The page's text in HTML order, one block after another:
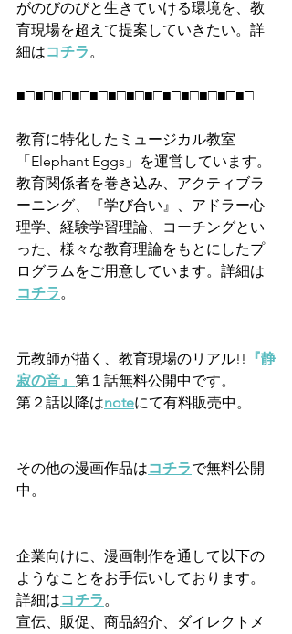
がのびのびと生きていける環境を、教
育現場を超えて提案していきたい。詳
細はコチラ。
■□■□■□■□■□■□■□■□■□■□■□■□■□
教育に特化したミュージカル教室
「Elephant Eggs」を運営しています。
教育関係者を巻き込み、アクティブラ
ーニング、『学び合い』、アドラー心
理学、経験学習理論、コーチングとい
った、様々な教育理論をもとにしたプ
ログラムをご用意しています。詳細は
コチラ。
元教師が描く、教育現場のリアル!! 『静
寂の音』 第１話無料公開中です。
第２話以降はnoteにて有料販売中。
その他の漫画作品はコチラで無料公開
中。
企業向けに、漫画制作を通して以下の
ようなことをお手伝いしております。
詳細はコチラ。
宣伝、販促、商品紹介、ダイレクトメ